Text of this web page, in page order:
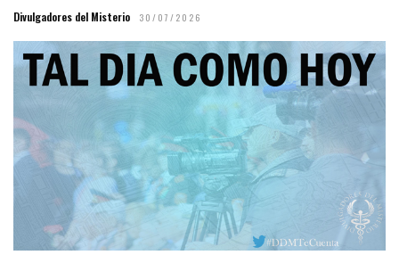
Divulgadores del Misterio 30/07/2026